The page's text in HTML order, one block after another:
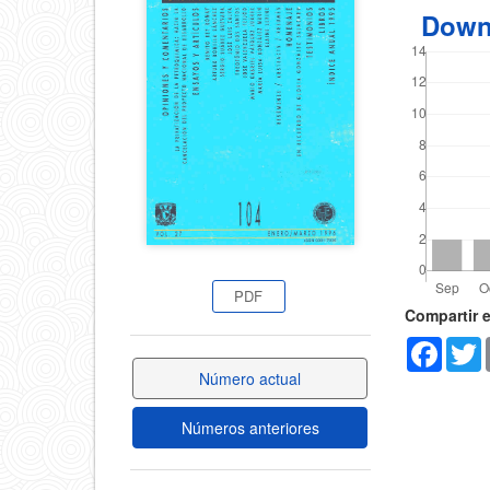
del
artículo
PDF
Número actual
Números anteriores
del
artículo
del
Compartir